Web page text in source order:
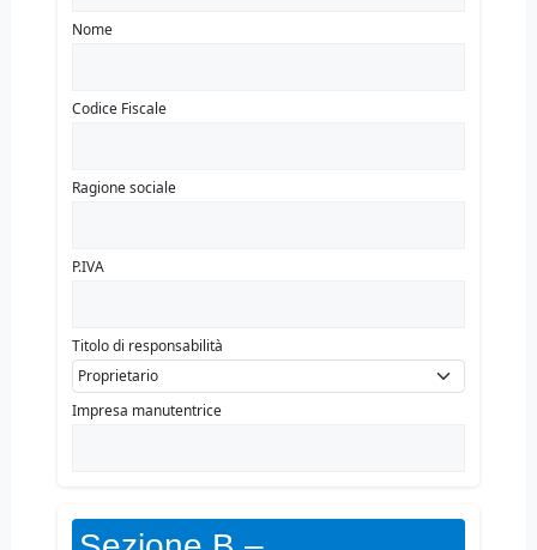
Nome
Codice Fiscale
Ragione sociale
P.IVA
Titolo di responsabilità
Impresa manutentrice